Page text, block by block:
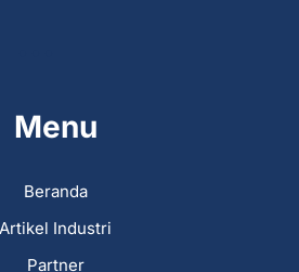
Menu
Beranda
Artikel Industri
Partner